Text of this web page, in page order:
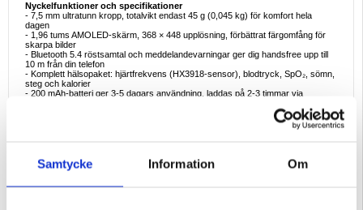
Samtycke Information Om
Nyckelfunktioner och specifikationer
- 7,5 mm ultratunn kropp, totalvikt endast 45 g (0,045 kg) för komfort hela
dagen
- 1,96 tums AMOLED-skärm, 368 × 448 upplösning, förbättrat färgomfång för
skarpa bilder
- Bluetooth 5.4 röstsamtal och meddelandevarningar ger dig handsfree upp till
10 m från din telefon
- Komplett hälsopaket: hjärtfrekvens (HX3918-sensor), blodtryck, SpO₂, sömn,
steg och kalorier
- 200 mAh-batteri ger 3-5 dagars användning, laddas på 2-3 timmar via
- IP67 stänktålighet plus mer än 30 inbyggda språk och OTA-uppgraderingar
- Chipset AB5691, 128 MB flash, full pekskärm med roterande kodare för snabb
- Delta i ett konferenssamtal från din handled medan du går mellan
mötesrummen